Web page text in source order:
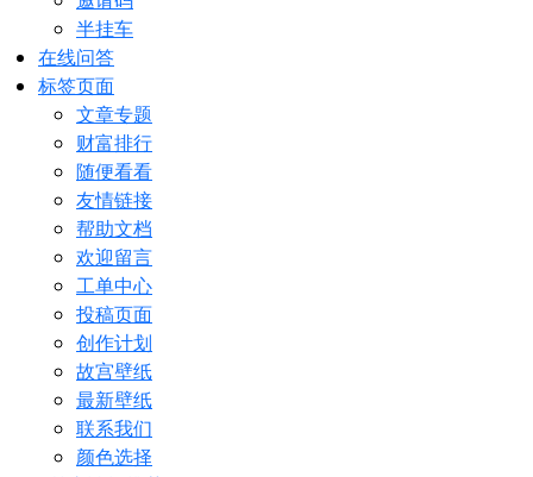
半挂车
在线问答
标签页面
文章专题
财富排行
随便看看
友情链接
帮助文档
欢迎留言
工单中心
投稿页面
创作计划
故宫壁纸
最新壁纸
联系我们
颜色选择